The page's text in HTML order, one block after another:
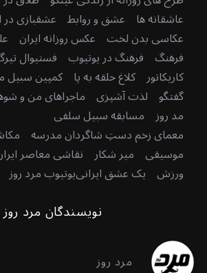
عاشقانه ها عشق و روابط عشقبازی در
عکاسی بدن لخت عکس روزانه ایران
فرهنگ فرهنگ در یوتیوب فستیوال
کاریکاتور کلاغ حلقه به پا کمپین سبیل
گفتگو لذت آشپزی ماجراهای من و
مد روز مسابقه سبیل سلفی
معمای زخم دستِ شاگردان مدرسه
موسیقی میر شکار نقاشی معاصر
ورزش یک عشق ایرانییوتیوب مرد روز
نویسندگان مرد روز
مرد روز